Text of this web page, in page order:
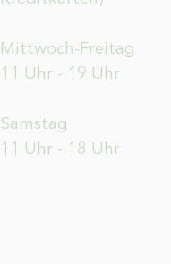
Mittwoch-Freitag
11 Uhr - 19 Uhr
Samstag
11 Uhr - 18 Uhr